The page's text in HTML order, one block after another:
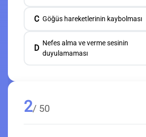
C Göğüs hareketlerinin kaybolması
D
Nefes alma ve verme sesinin
duyulamaması
2/ 50